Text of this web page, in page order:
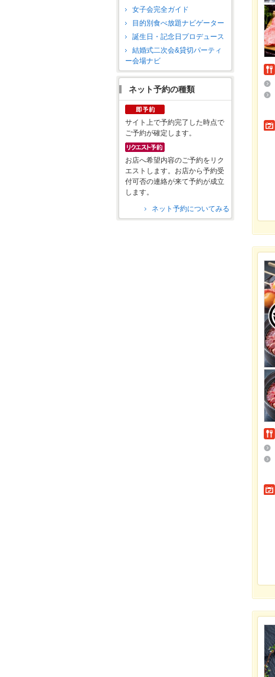
女子会完全ガイド
目的別食べ放題ナビゲーター
誕生日・記念日プロデュース
結婚式二次会&貸切パーティ
ー会場ナビ
ネット予約の種類
サイト上で予約完了した時点で
ご予約が確定します。
お店へ希望内容のご予約をリク
エストします。お店から予約受
付可否の連絡が来て予約が成立
します。
ネット予約についてみる